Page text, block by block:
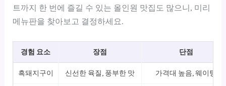
트까지 한 번에 즐길 수 있는 올인원 맛집도 많으니, 미리
메뉴판을 찾아보고 결정하세요.
경험 요소 장점 단점
흑돼지구이 신선한 육질, 풍부한 맛 가격대 높음, 웨이팅